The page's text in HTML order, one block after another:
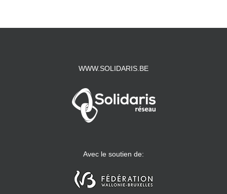
WWW.SOLIDARIS.BE
Avec le soutien de: